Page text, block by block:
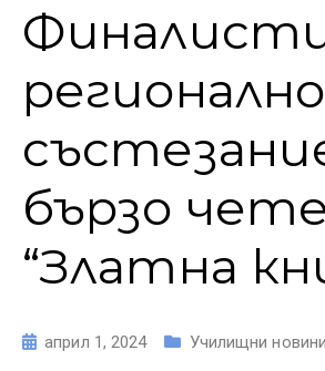
регионално
бързо
“Златна
април 1, 2024 Училищни новини